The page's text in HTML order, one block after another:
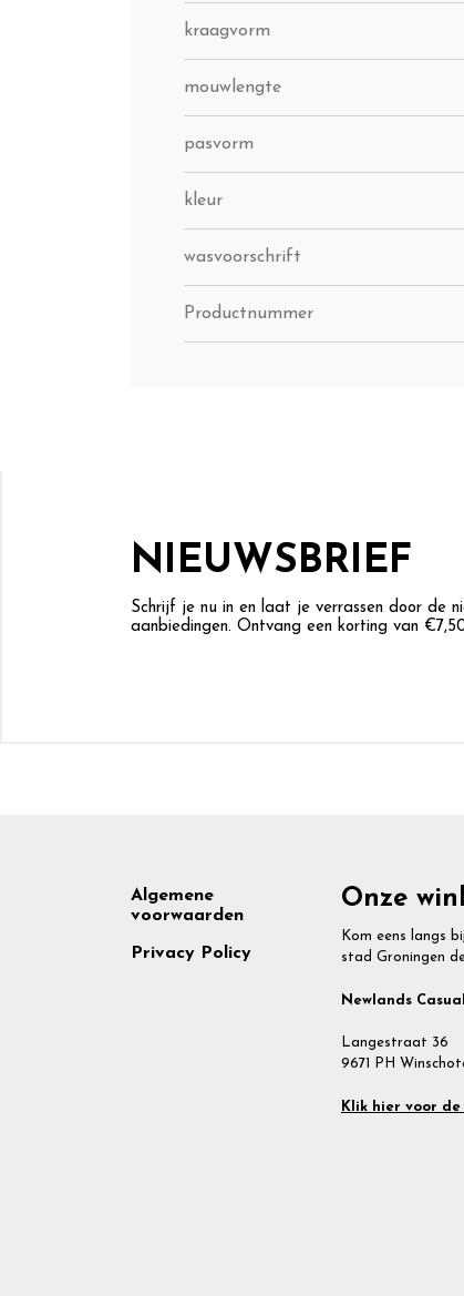
kraagvorm
mouwlengte
pasvorm
kleur
wasvoorschrift
Productnummer
NIEUWSBRIEF
Schrijf je nu in en laat je verrassen door de
aanbiedingen. Ontvang een korting van
Footer
Algemene
voorwaarden
Privacy Policy
Onze
Kom eens langs
stad Groningen
Newlands
Langestraat 36
9671 PH
Klik hier voor